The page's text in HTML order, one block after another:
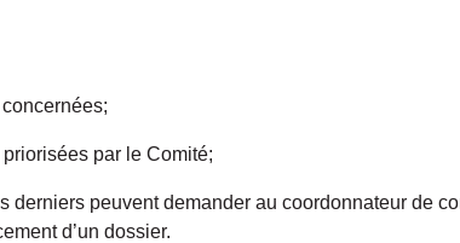
par le Comité;
peuvent demander au coordonnateur de
d’un dossier.